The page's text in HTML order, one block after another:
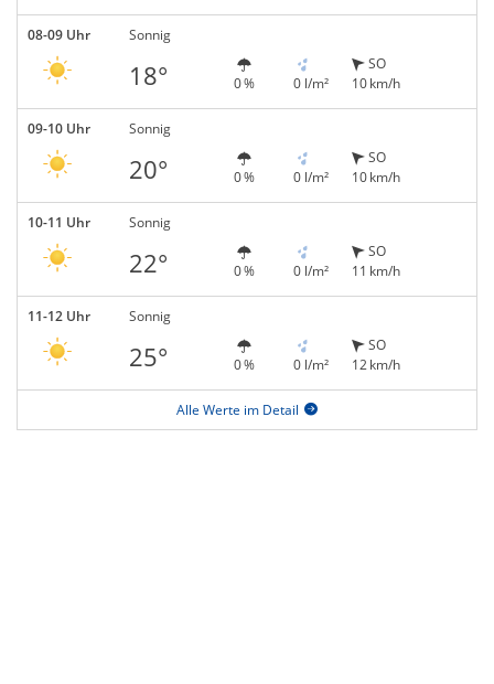
08-09 Uhr Sonnig
18° 0 % 0 l/m²
SO
10 km/h
09-10 Uhr Sonnig
20° 0 % 0 l/m²
SO
10 km/h
10-11 Uhr Sonnig
22° 0 % 0 l/m²
SO
11 km/h
11-12 Uhr Sonnig
25° 0 % 0 l/m²
SO
12 km/h
Alle Werte im Detail